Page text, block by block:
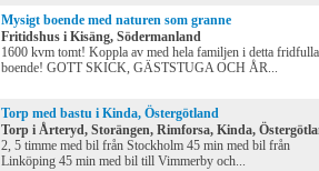
Mysigt boende med naturen som granne
Fritidshus i Kisäng, Södermanland
1600 kvm tomt! Koppla av med hela familjen i detta fridfulla
boende! GOTT SKICK, GÄSTSTUGA OCH ÅR...
Torp med bastu i Kinda, Östergötland
Torp i Årteryd, Storängen, Rimforsa, Kinda,
2, 5 timme med bil från Stockholm 45 min med bil från
Linköping 45 min med bil till Vimmerby och...